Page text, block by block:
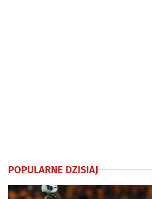
POPULARNE DZISIAJ